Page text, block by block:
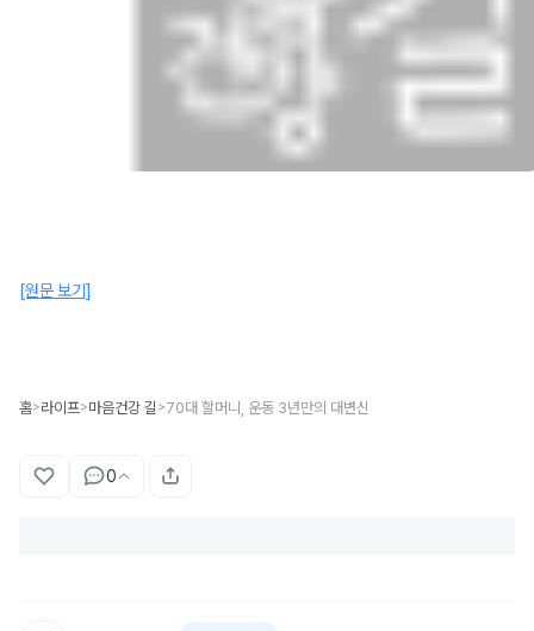
[원문 보기]
홈>라이프>마음건강 길 >70대 할머니, 운동 3년만의 대변신
0